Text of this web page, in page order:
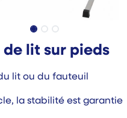
lit sur pieds
lit ou du fauteuil
la stabilité est garantie